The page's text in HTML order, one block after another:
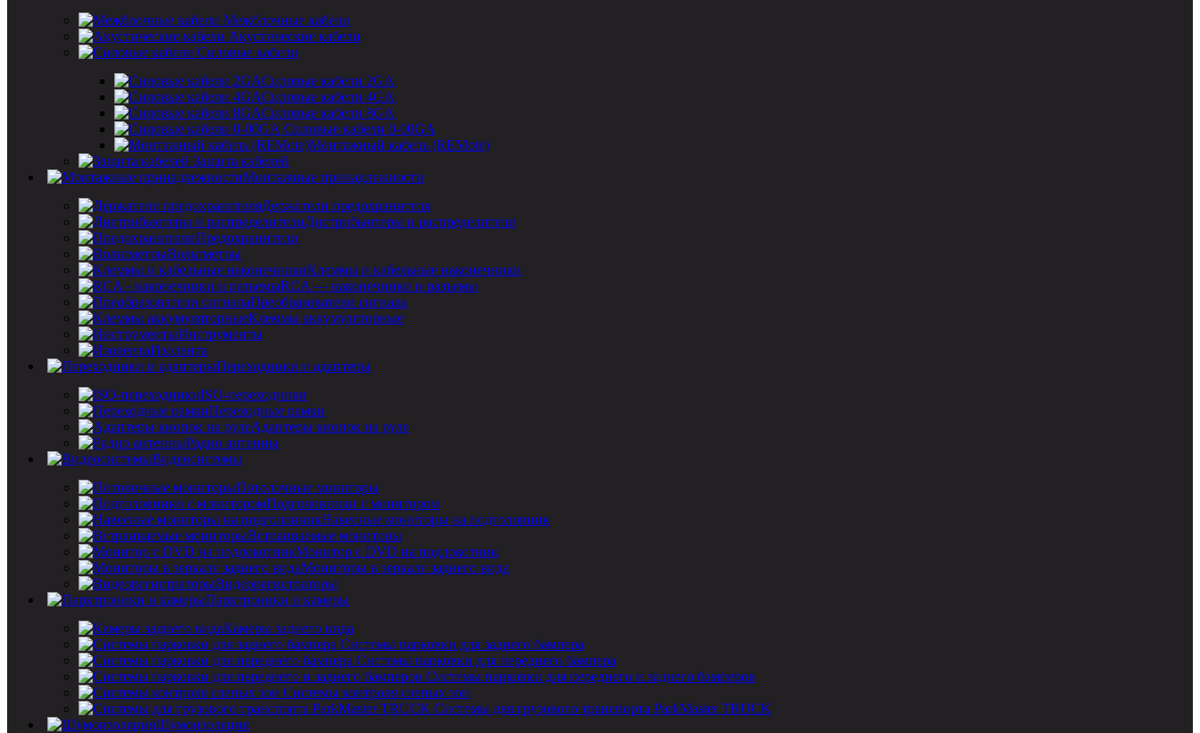
Межблочные кабели
Акустические кабели
Силовые кабели
Силовые кабели 2GA
Силовые кабели 4GA
Силовые кабели 8GA
Силовые кабели 0-00GA
Монтажный кабель (REMote)
Защита кабелей
Монтажные принадлежности
Держатели предохранителя
Дистрибьютеры и распределители
Предохранители
Вольтметры
Клеммы и кабельные наконечники
RCA — наконечники и разъемы
Преобразователи сигнала
Клеммы аккумуляторные
Инструменты
Изолента
Переходники и адаптеры
ISO-переходники
Переходные рамки
Адаптеры кнопок на руле
Радио антенны
Видеосистемы
Потолочные мониторы
Подголовники с монитором
Навесные мониторы на подголовник
Встраиваемые мониторы
Монитор с DVD на подлокотник
Мониторы в зеркале заднего вида
Видеорегистраторы
Парктроники и камеры
Камеры заднего вида
Системы парковки для заднего бампера
Системы парковки для переднего бампера
Системы парковки для переднего и заднего бамперов
Системы контроля слепых зон
Системы для грузового транспорта ParkMaster TRUCK
Шумоизоляция